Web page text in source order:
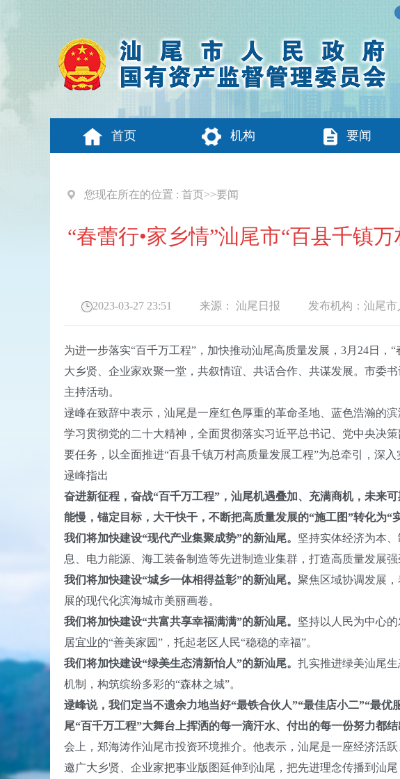
首页 机构 要闻
您现在所在的位置 : 首页>>要闻
“春蕾行•家乡情”汕尾市“百县千镇
2023-03-27 23:51 来源： 汕尾日报 发布机构： 汕尾市
为进一步落实“百千万工程”，加快推动汕尾高质量发展，3月24日
大乡贤、企业家欢聚一堂，共叙情谊、共话合作、共谋发展。市委
主持活动。
逯峰在致辞中表示，汕尾是一座红色厚重的革命圣地、蓝色浩瀚的
学习贯彻党的二十大精神，全面贯彻落实习近平总书记、党中央决
要任务，以全面推进“百县千镇万村高质量发展工程”为总牵引，深
逯峰指出
奋进新征程，奋战“百千万工程”，汕尾机遇叠加、充满商机，未来
能慢，锚定目标，大干快干，不断把高质量发展的“施工图”转化为“
我们将加快建设“现代产业集聚成势”的新汕尾。 坚持实体经济为本
息、电力能源、海工装备制造等先进制造业集群，打造高质量发展强
我们将加快建设“城乡一体相得益彰”的新汕尾。 聚焦区域协调发展
展的现代化滨海城市美丽画卷。
我们将加快建设“共富共享幸福满满”的新汕尾。 坚持以人民为中心
居宜业的“善美家园”，托起老区人民“稳稳的幸福”。
我们将加快建设“绿美生态清新怡人”的新汕尾。 扎实推进绿美汕尾
机制，构筑缤纷多彩的“森林之城”。
逯峰说， 我们定当不遗余力地当好“最铁合伙人”“最佳店小二”“最
尾“百千万工程”大舞台上挥洒的每一滴汗水、付出的每一份努力都结
会上，郑海涛作汕尾市投资环境推介。他表示，汕尾是一座经济活
邀广大乡贤、企业家把事业版图延伸到汕尾，把先进理念传播到汕